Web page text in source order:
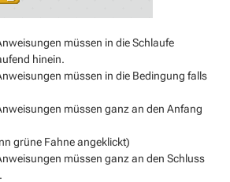
müssen in die Schlaufe
hinein.
müssen in die Bedingung falls
müssen ganz an den Anfang
grüne Fahne angeklickt)
müssen ganz an den Schluss